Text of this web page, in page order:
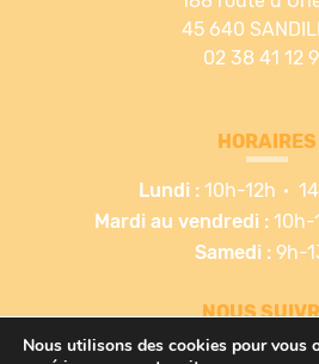
45 640
02 38 41 12
HORAIRES
Lundi : 10h-12h
Mardi au vendredi : 10h-
Samedi : 9h-
NOUS
Nous utilisons des cookies pour vous